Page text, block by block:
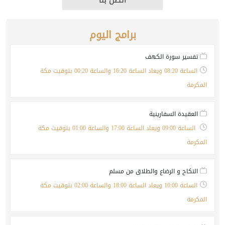
برامج اليوم
تفسير سورة الكهف
الساعة 08:20 ويعاد الساعة 16:20 والساعة 00:20 بتوقيت مكة
المكرمة
العقيدة السفارينية
الساعة 09:00 ويعاد الساعة 17:00 والساعة 01:00 بتوقيت مكة
المكرمة
النكاح و الرضاع والطلاق من مسلم
الساعة 10:00 ويعاد الساعة 18:00 والساعة 02:00 بتوقيت مكة
المكرمة